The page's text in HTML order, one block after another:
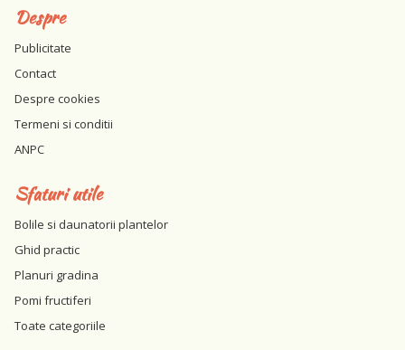
Despre
Publicitate
Contact
Despre cookies
Termeni si conditii
ANPC
Sfaturi utile
Bolile si daunatorii plantelor
Ghid practic
Planuri gradina
Pomi fructiferi
Toate categoriile